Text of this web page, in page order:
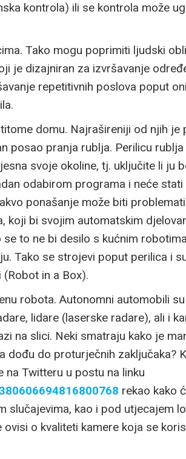
kontrola) ili se kontrola može
Tako mogu poprimiti ljudski
je dizajniran za izvršavanje
repetitivnih poslova poput
domu. Najrašireniji od njih je
posao pranja rublja. Perilicu
svoje okoline, tj. uključite li ju
odabirom programa i neće
ponašanje može biti
koji bi svojim automatskim
to ne bi desilo s kućnim
Tako se strojevi poput perilica i
in a Box).
robota. Autonomni automobili
lidare (laserske radare), ali i
na slici. Neki smatraju kako je
dođu do proturječnih zaključaka?
na Twitteru u postu na linku
rekao kako
slučajevima, kao i pod utjecajem
o kvaliteti kamere koja se